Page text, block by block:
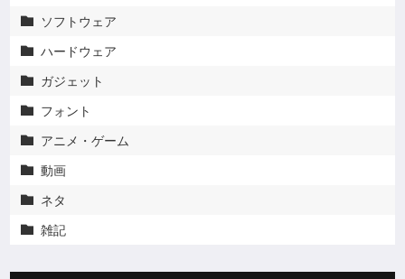
 ソフトウェア
 ハードウェア
 ガジェット
 フォント
 アニメ・ゲーム
 動画
 ネタ
 雑記